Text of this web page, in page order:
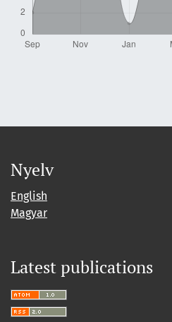
Nyelv
English
Magyar
Latest publications